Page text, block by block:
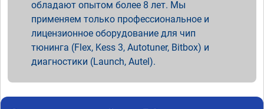
обладают опытом более 8 лет. Мы
применяем только профессиональное и
лицензионное оборудование для чип
тюнинга (Flex, Kess 3, Autotuner, Bitbox) и
диагностики (Launch, Autel).